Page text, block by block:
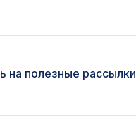
на полезные рассылки